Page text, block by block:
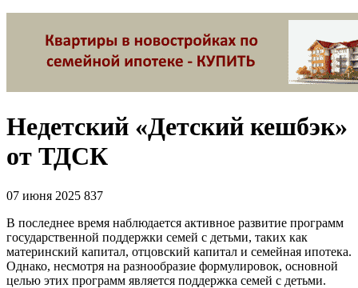
Недетский «Детский кешбэк»
от ТДСК
07 июня 2025 837
В последнее время наблюдается активное развитие программ
государственной поддержки семей с детьми, таких как
материнский капитал, отцовский капитал и семейная ипотека.
Однако, несмотря на разнообразие формулировок, основной
целью этих программ является поддержка семей с детьми.